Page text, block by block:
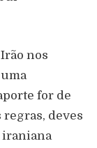
nos
for de
regras, deves
iraniana